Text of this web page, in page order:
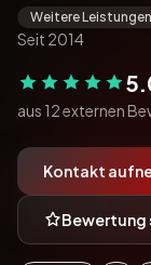
Weitere
Seit 2014
aus 12 externen
Kontakt
Bewertung